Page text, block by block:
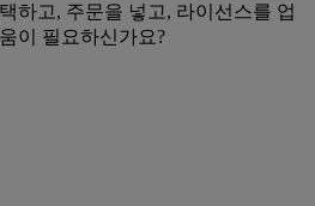
하고, 주문을 넣고, 라이선스를 업
이 필요하신가요?